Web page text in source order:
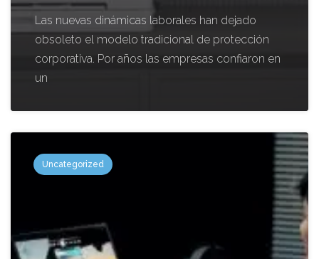
Las nuevas dinámicas laborales han dejado
obsoleto el modelo tradicional de protección
corporativa. Por años las empresas confiaron en
un
Uncategorized